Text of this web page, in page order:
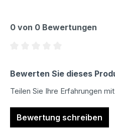
0 von 0 Bewertungen
Bewerten Sie dieses
Teilen Sie Ihre Erfahrungen
Bewertung schreiben